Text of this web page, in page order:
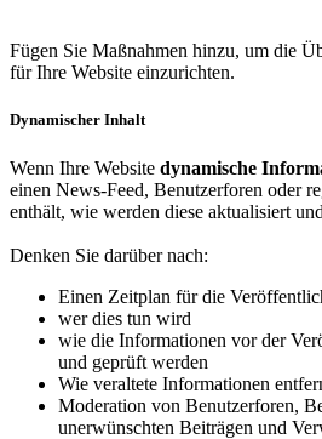
Fügen Sie Maßnahmen hinzu, um die
für Ihre Website einzurichten.
Dynamischer Inhalt
Wenn Ihre Website dynamische
einen News-Feed, Benutzerforen oder
enthält, wie werden diese aktualisiert
Denken Sie darüber nach:
Einen Zeitplan für die
wer dies tun wird
wie die Informationen vor der
und geprüft werden
Wie veraltete Informationen
Moderation von Benutzerforen,
unerwünschten Beiträgen und